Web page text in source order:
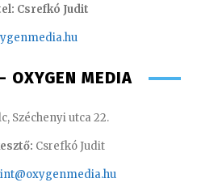
Csrefkó Judit
nmedia.hu
OXYGEN MEDIA
Széchenyi utca 22.
Csrefkó Judit